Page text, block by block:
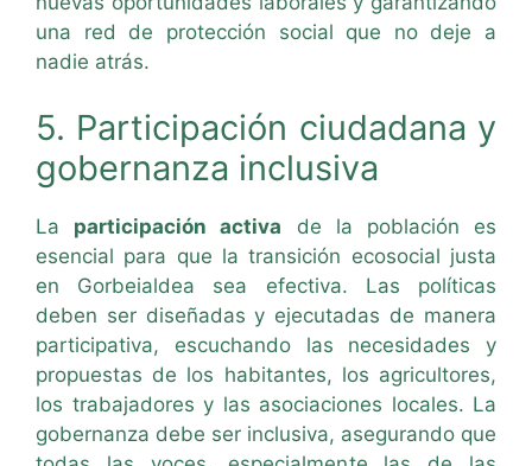
una red de protección social que no deje a
nadie atrás.
5. Participación ciudadana y
gobernanza inclusiva
La participación activa de la población es
esencial para que la transición ecosocial justa
en Gorbeialdea sea efectiva. Las políticas
deben ser diseñadas y ejecutadas de manera
participativa, escuchando las necesidades y
propuestas de los habitantes, los agricultores,
los trabajadores y las asociaciones locales. La
gobernanza debe ser inclusiva, asegurando que